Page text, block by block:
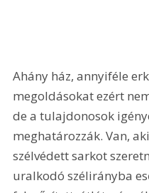
Ahány ház, annyiféle
megoldásokat ezért
de a tulajdonosok
meghatározzák. Van,
szélvédett sarkot
uralkodó szélirányba